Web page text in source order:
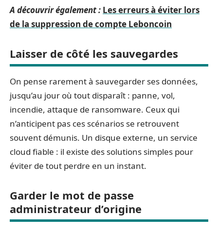
A découvrir également : Les erreurs à éviter lors
de la suppression de compte Leboncoin
Laisser de côté les sauvegardes
On pense rarement à sauvegarder ses données,
jusqu’au jour où tout disparaît : panne, vol,
incendie, attaque de ransomware. Ceux qui
n’anticipent pas ces scénarios se retrouvent
souvent démunis. Un disque externe, un service
cloud fiable : il existe des solutions simples pour
éviter de tout perdre en un instant.
Garder le mot de passe
administrateur d’origine